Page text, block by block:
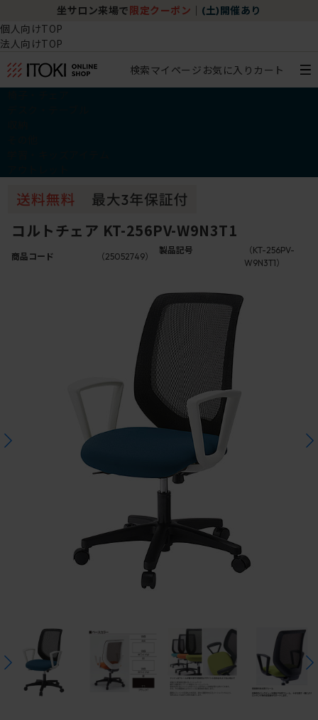
坐サロン来場で 限定クーポン (土)開催あり
個人向けTOP
法人向けTOP
検索マイページ お気に入り カート
コルトチェア KT-256PV-W9N3T1
商品コード （25052749）
製品記号
（KT-256PV-
W9N3T1）